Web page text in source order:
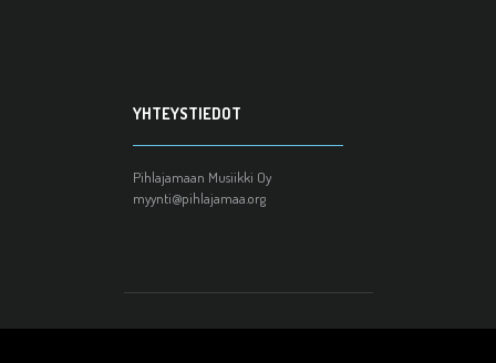
YHTEYSTIEDOT
Pihlajamaan Musiikki Oy
myynti@pihlajamaa.org